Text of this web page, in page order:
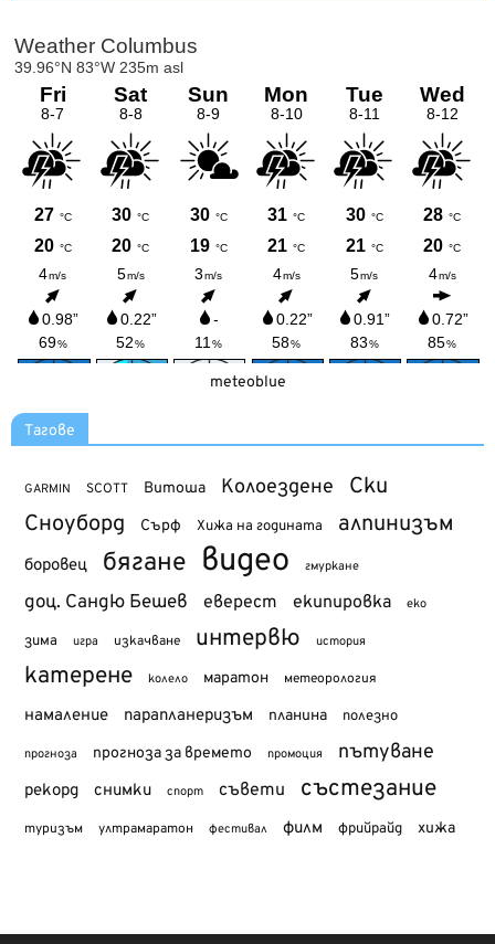
meteoblue
Тагове
GARMIN SCOTT Витоша Колоездене Ски
Сноуборд Сърф Хижа на годината алпинизъм
боровец бягане видео гмуркане
доц. Сандю Бешев еверест екипировка еко
зима игра изкачване интервю история
катерене колело маратон метеорология
намаление парапланеризъм планина полезно
прогноза прогноза за времето промоция пътуване
рекорд снимки спорт съвети състезание
туризъм ултрамаратон фестивал филм фрийрайд хижа